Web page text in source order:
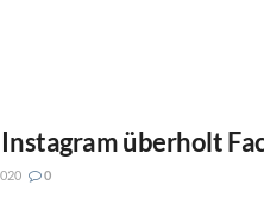
überholt
0